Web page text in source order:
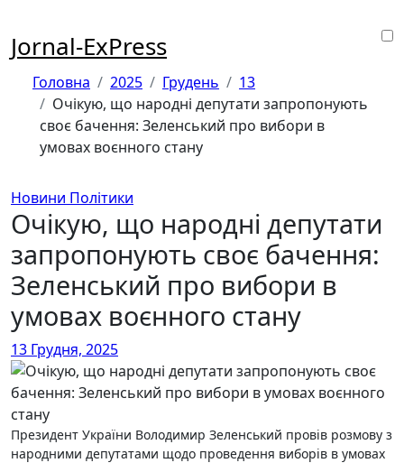
контенту
Jornal-ExPress
Головна 2025 Грудень
13
Очікую, що народні депутати запропонують
своє бачення: Зеленський про вибори в
умовах воєнного стану
Новини Політики
Очікую, що народні депутати
запропонують своє бачення:
Зеленський про вибори в
умовах воєнного стану
13 Грудня, 2025
Президент України Володимир Зеленський провів розмову з
народними депутатами щодо проведення виборів в умовах